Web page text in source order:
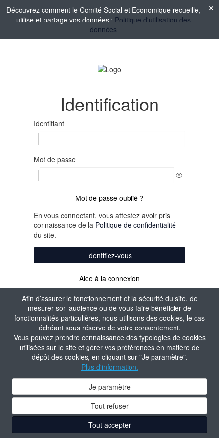
Afin d’assurer le fonctionnement et la sécurité du site, de
mesurer son audience ou de vous faire bénéficier de
fonctionnalités particulières, nous utilisons des cookies, le cas
échéant sous réserve de votre consentement.
Vous pouvez prendre connaissance des typologies de cookies
utilisées sur le site et gérer vos préférences en matière de
dépôt des cookies, en cliquant sur "Je paramètre".
Plus d'information.
Je paramètre
Tout refuser
Tout accepter
Découvrez comment le Comité Social et Economique recueille,
utilise et partage vos données : Politique d'utilisation des
données
Identification
Identifiant
Mot de passe
Mot de passe oublié ?
En vous connectant, vous attestez avoir pris
connaissance de la Politique de confidentialité
du site.
Identifiez-vous
Aide à la connexion